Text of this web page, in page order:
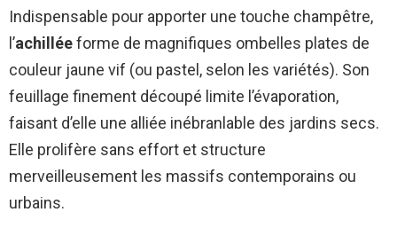
Indispensable pour apporter une touche champêtre,
l’achilléeforme de magnifiques ombelles plates de
couleur jaune vif (ou pastel, selon les variétés). Son
feuillage finement découpé limite l’évaporation,
faisant d’elle une alliée inébranlable des jardins secs.
Elle prolifère sans effort et structure
merveilleusement les massifs contemporains ou
urbains.